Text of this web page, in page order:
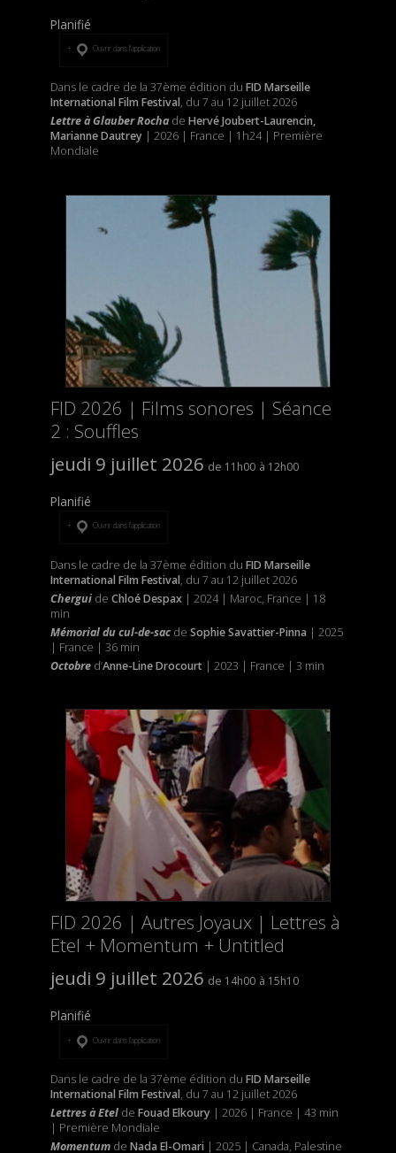
Planifié
Ouvrir dans l’application
Dans le cadre de la 37ème édition du FID Marseille
International Film Festival, du 7 au 12 juillet 2026
Lettre à Glauber Rochade Hervé Joubert-Laurencin,
Marianne Dautrey| 2026 | France | 1h24 | Première
Mondiale
FID 2026 | Films sonores | Séance
2 : Souffles
jeudi 9 juillet 2026
11h00 12h00
Planifié
Ouvrir dans l’application
Dans le cadre de la 37ème édition du FID Marseille
International Film Festival, du 7 au 12 juillet 2026
Cherguide Chloé Despax| 2024 | Maroc, France | 18
min
Mémorial du cul-de-sac de Sophie Savattier-Pinna | 2025
| France | 36 min
Octobred’Anne-Line Drocourt| 2023 | France | 3 min
FID 2026 | Autres Joyaux | Lettres à
Etel + Momentum + Untitled
jeudi 9 juillet 2026
14h00 15h10
Planifié
Ouvrir dans l’application
Dans le cadre de la 37ème édition du FID Marseille
International Film Festival, du 7 au 12 juillet 2026
Lettres à Etelde Fouad Elkoury| 2026 | France | 43 min
| Première Mondiale
Momentumde Nada El-Omari| 2025 | Canada, Palestine